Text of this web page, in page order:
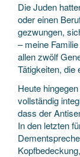
Die Juden
oder einen
gezwungen,
– meine
allen zwölf
Tätigkeiten, die
Heute
vollständig
dass der
In den letzten